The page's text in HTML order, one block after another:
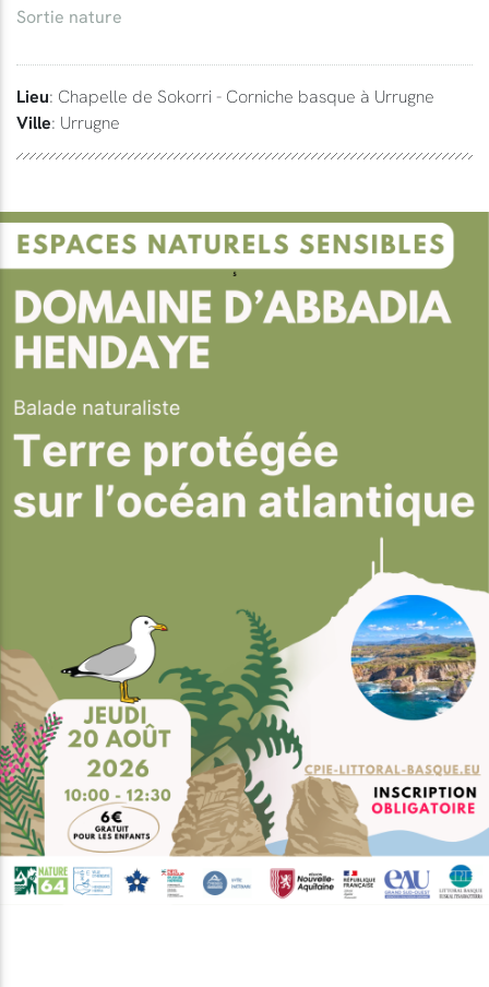
Sortie nature
Lieu: Chapelle de Sokorri - Corniche basque à Urrugne
Ville: Urrugne